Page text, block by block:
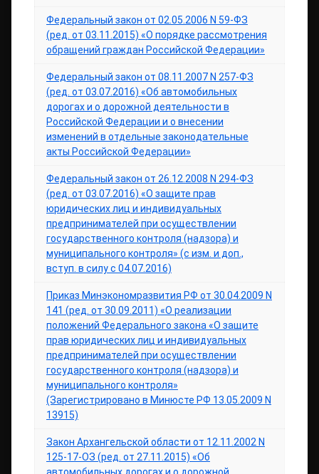
Федеральный закон от 02.05.2006 N 59-ФЗ
(ред. от 03.11.2015) «О порядке рассмотрения
обращений граждан Российской Федерации»
Федеральный закон от 08.11.2007 N 257-ФЗ
(ред. от 03.07.2016) «Об автомобильных
дорогах и о дорожной деятельности в
Российской Федерации и о внесении
изменений в отдельные законодательные
акты Российской Федерации»
Федеральный закон от 26.12.2008 N 294-ФЗ
(ред. от 03.07.2016) «О защите прав
юридических лиц и индивидуальных
предпринимателей при осуществлении
государственного контроля (надзора) и
муниципального контроля» (с изм. и доп.,
вступ. в силу с 04.07.2016)
Приказ Минэкономразвития РФ от 30.04.2009 N
141 (ред. от 30.09.2011) «О реализации
положений Федерального закона «О защите
прав юридических лиц и индивидуальных
предпринимателей при осуществлении
государственного контроля (надзора) и
муниципального контроля»
(Зарегистрировано в Минюсте РФ 13.05.2009 N
13915)
Закон Архангельской области от 12.11.2002 N
125-17-ОЗ (ред. от 27.11.2015) «Об